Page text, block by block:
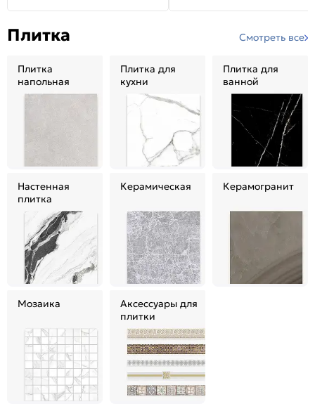
Плитка Смотреть все
Плитка
напольная
Плитка для
кухни
Плитка для
ванной
Настенная
плитка
Керамическая Керамогранит
Мозаика
Аксессуары для
плитки